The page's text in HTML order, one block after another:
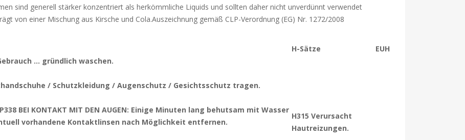
sind generell stärker konzentriert als herkömmliche Liquids und sollten daher nicht unverdünnt verwendet
von einer Mischung aus Kirsche und Cola.Auszeichnung gemäß CLP-Verordnung (EG) Nr. 1272/2008
H-Sätze EUH
… gründlich waschen.
/ Schutzkleidung / Augenschutz / Gesichtsschutz tragen.
BEI KONTAKT MIT DEN AUGEN: Einige Minuten lang behutsam mit Wasser
vorhandene Kontaktlinsen nach Möglichkeit entfernen.
H315 Verursacht
Hautreizungen.